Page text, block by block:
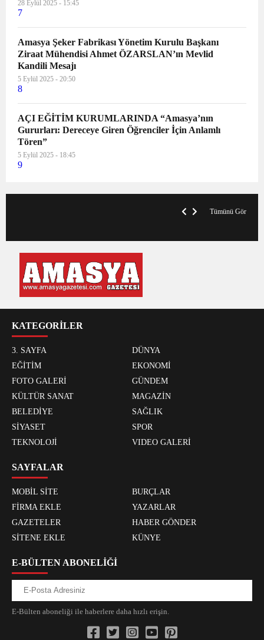
28 Eylül 2025 - 15:45
7
Amasya Şeker Fabrikası Yönetim Kurulu Başkanı
Ziraat Mühendisi Ahmet ÖZARSLAN’ın Mevlid
Kandili Mesajı
5 Eylül 2025 - 20:50
8
AÇI EĞİTİM KURUMLARINDA “Amasya’nın
Gururları: Dereceye Giren Öğrenciler İçin Anlamlı
Tören”
5 Eylül 2025 - 18:45
9
Tümünü Gör
KATEGORİLER
3. SAYFA
DÜNYA
EĞİTİM
EKONOMİ
FOTO GALERİ
GÜNDEM
KÜLTÜR SANAT
MAGAZİN
BELEDİYE
SAĞLIK
SİYASET
SPOR
TEKNOLOJİ
VIDEO GALERİ
SAYFALAR
MOBİL SİTE
BURÇLAR
FİRMA EKLE
YAZARLAR
GAZETELER
HABER GÖNDER
SİTENE EKLE
KÜNYE
E-BÜLTEN ABONELİĞİ
E-Bülten aboneliği ile haberlere daha hızlı erişin.